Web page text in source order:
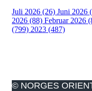
Juli 2026 (26) Juni 2026
2026 (88) Februar 2026
(799) 2023 (487)
© NORGES